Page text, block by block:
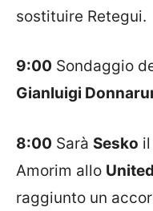
sostituire Retegui.
9:00 Sondaggio
Gianluigi
8:00 Sarà Sesko
Amorim allo United
raggiunto un